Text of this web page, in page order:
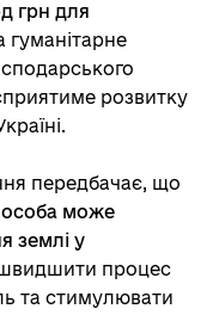
грн для
розвитку
передбачає, що
особа може
землі у
процес
та стимулювати